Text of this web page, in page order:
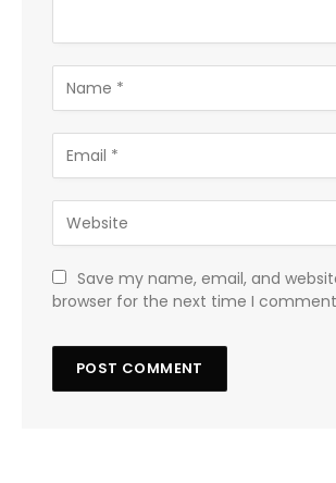
Save my name, email, and
browser for the next time I